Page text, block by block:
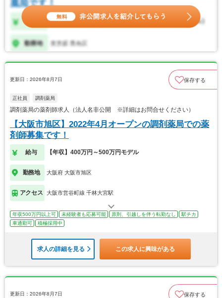
更新日：2026年8月7日 保存する
正社員 調剤薬局
調剤薬局の薬剤師求人（法人名非公開 ※詳細はお問合せください）
【大阪市旭区】2022年4月オープンの調剤薬局での薬
剤師募集です！
給与 【年収】400万円～500万円モデル
勤務地 大阪府 大阪市旭区
アクセス 大阪市営谷町線 千林大宮駅
年収500万円以上可 未経験者も応募可能 原則、引越しを伴う転勤なし
駅チカ
車通勤可
積極採用中
求人の詳細を見る この求人に興味がある
更新日：2026年8月7日 保存する